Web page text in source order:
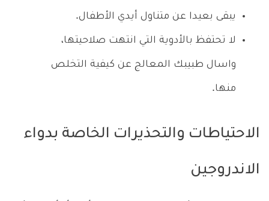
يبقى بعيدا عن متناول أيدي الأطفال.
لا تحتفظ بالأدوية التي انتهت صلاحيتها،
واسال طبيبك المعالج عن كيفية التخلص
منها.
الاحتياطات والتحذيرات الخاصة بدواء
الاندروجين